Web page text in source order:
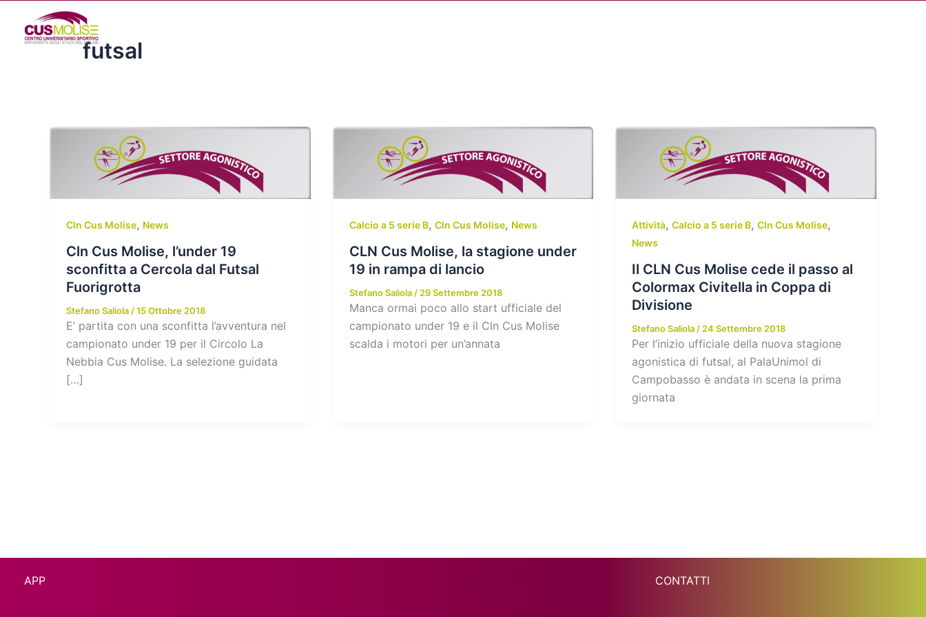
contenuto
futsal
Cln Cus Molise, News
Cln Cus Molise, l’under 19
sconfitta a Cercola dal Futsal
Fuorigrotta
Stefano Saliola /15 Ottobre 2018
E’ partita con una sconfitta l’avventura nel
campionato under 19 per il Circolo La
Nebbia Cus Molise. La selezione guidata
[…]
Calcio a 5 serie B, Cln Cus Molise, News
CLN Cus Molise, la stagione under
19 in rampa di lancio
Stefano Saliola / 29 Settembre 2018
Manca ormai poco allo start ufficiale del
campionato under 19 e il Cln Cus Molise
scalda i motori per un’annata
Attività,Calcio a 5 serie B,Cln Cus Molise,
News
Il CLN Cus Molise cede il passo al
Colormax Civitella in Coppa di
Divisione
Stefano Saliola / 24 Settembre 2018
Per l’inizio ufficiale della nuova stagione
agonistica di futsal, al PalaUnimol di
Campobasso è andata in scena la prima
giornata
APP CONTATTI